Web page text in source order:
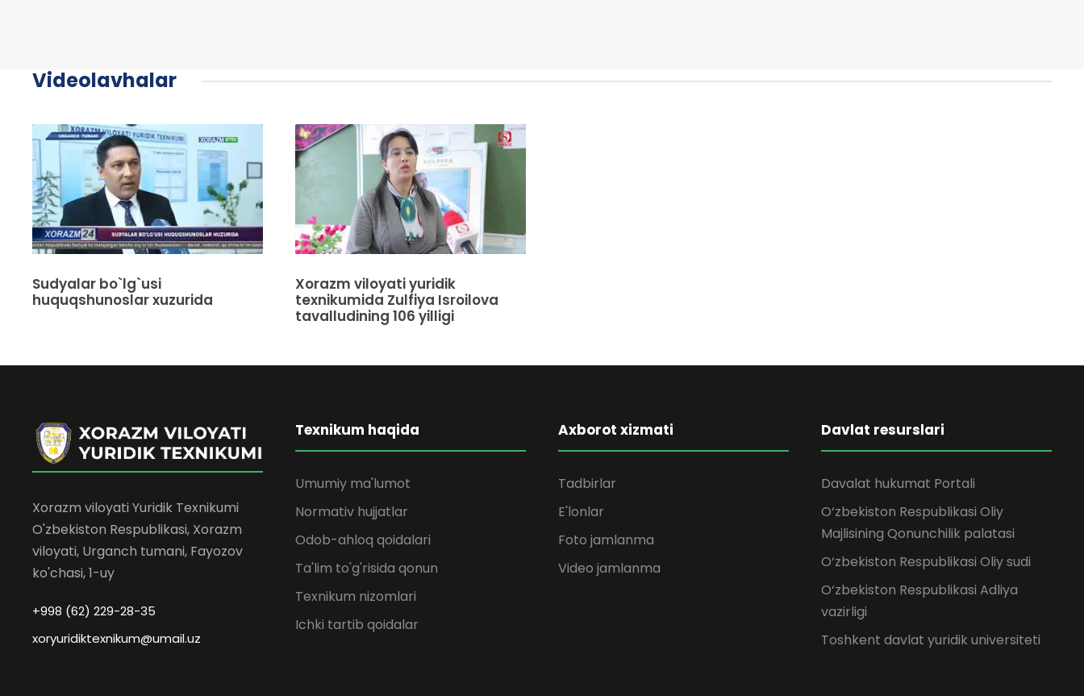
Videolavhalar
Sudyalar bo`lg`usi
huquqshunoslar xuzurida
Xorazm viloyati yuridik
texnikumida Zulfiya Isroilova
tavalludining 106 yilligi
Xorazm viloyati Yuridik Texnikumi
O'zbekiston Respublikasi, Xorazm
viloyati, Urganch tumani, Fayozov
ko'chasi, 1-uy
+998 (62) 229-28-35
xoryuridiktexnikum@umail.uz
Texnikum haqida
Umumiy ma'lumot
Normativ hujjatlar
Odob-ahloq qoidalari
Ta'lim to'g'risida qonun
Texnikum nizomlari
Ichki tartib qoidalar
Axborot xizmati
Tadbirlar
E'lonlar
Foto jamlanma
Video jamlanma
Davlat resurslari
Davalat hukumat Portali
O‘zbekiston Respublikasi Oliy
Majlisining Qonunchilik palatasi
O‘zbekiston Respublikasi Oliy sudi
O‘zbekiston Respublikasi Adliya
vazirligi
Toshkent davlat yuridik universiteti